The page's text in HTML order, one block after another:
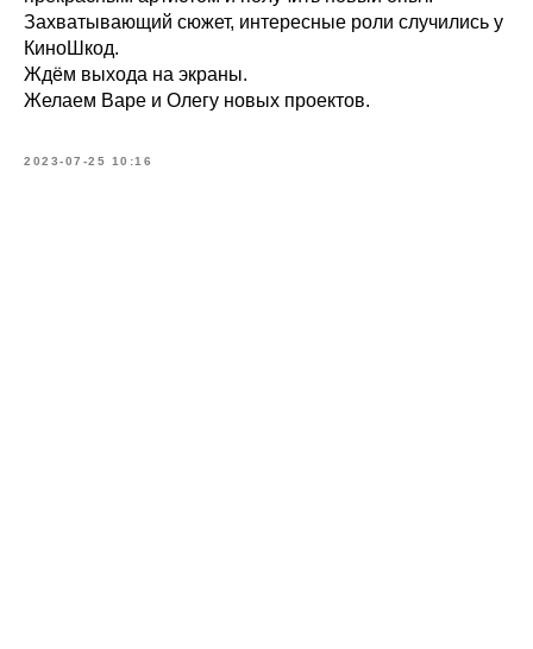
Захватывающий сюжет, интересные роли случились у
КиноШкод.
Ждём выхода на экраны.
Желаем Варе и Олегу новых проектов.
2023-07-25 10:16